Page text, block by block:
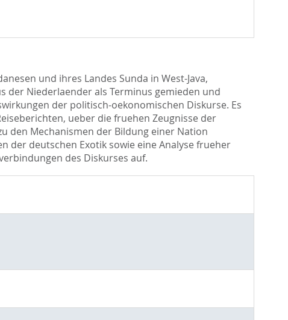
und ihres Landes Sunda in West-Java,
der Niederlaender als Terminus gemieden und
der politisch-oekonomischen Diskurse. Es
ueber die fruehen Zeugnisse der
den Mechanismen der Bildung einer Nation
der deutschen Exotik sowie eine Analyse frueher
des Diskurses auf.